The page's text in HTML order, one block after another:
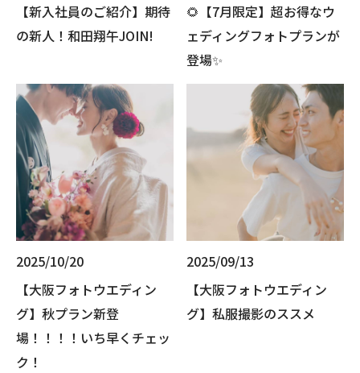
【新入社員のご紹介】期待
の新人！和田翔午JOIN!
🌻【7月限定】超お得なウ
ェディングフォトプランが
登場✨
2025/10/20
【大阪フォトウエディン
グ】秋プラン新登
場！！！！いち早くチェッ
ク！
2025/09/13
【大阪フォトウエディン
グ】私服撮影のススメ